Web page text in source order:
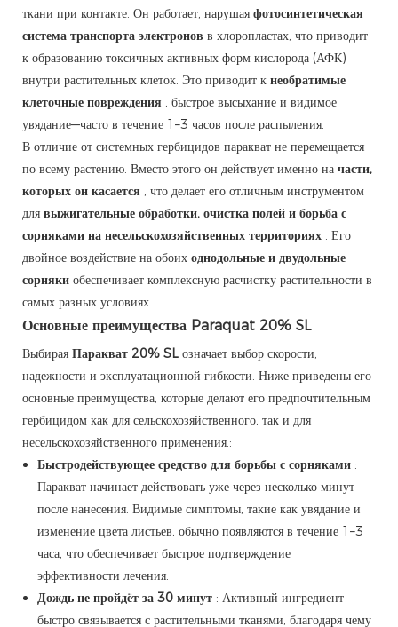
ткани при контакте. Он работает, нарушая фотосинтетическая
система транспорта электронов в хлоропластах, что приводит
к образованию токсичных активных форм кислорода (АФК)
внутри растительных клеток. Это приводит к необратимые
клеточные повреждения , быстрое высыхание и видимое
увядание—часто в течение 1–3 часов после распыления.
В отличие от системных гербицидов паракват не перемещается
по всему растению. Вместо этого он действует именно на части,
которых он касается , что делает его отличным инструментом
для выжигательные обработки, очистка полей и борьба с
сорняками на несельскохозяйственных территориях . Его
двойное воздействие на обоих однодольные и двудольные
сорняки обеспечивает комплексную расчистку растительности в
самых разных условиях.
Основные преимущества Paraquat 20% SL
Выбирая Паракват 20% SL означает выбор скорости,
надежности и эксплуатационной гибкости. Ниже приведены его
основные преимущества, которые делают его предпочтительным
гербицидом как для сельскохозяйственного, так и для
несельскохозяйственного применения.:
Быстродействующее средство для борьбы с сорняками :
Паракват начинает действовать уже через несколько минут
после нанесения. Видимые симптомы, такие как увядание и
изменение цвета листьев, обычно появляются в течение 1–3
часа, что обеспечивает быстрое подтверждение
эффективности лечения.
Дождь не пройдёт за 30 минут : Активный ингредиент
быстро связывается с растительными тканями, благодаря чему